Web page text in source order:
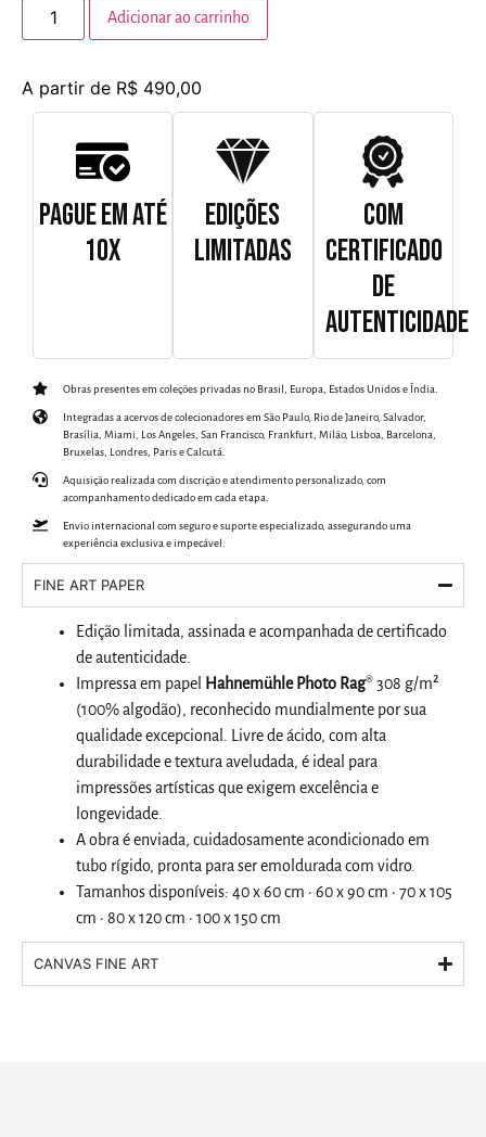
Adicionar ao carrinho
A partir de R$ 490,00
PAGUE EM ATÉ
10X
EDIÇÕES
LIMITADAS
COM
CERTIFICADO
DE
AUTENTICIDADE
Obras presentes em coleções privadas no Brasil, Europa, Estados Unidos e Índia.
Integradas a acervos de colecionadores em São Paulo, Rio de Janeiro, Salvador,
Brasília, Miami, Los Angeles, San Francisco, Frankfurt, Milão, Lisboa, Barcelona,
Bruxelas, Londres, Paris e Calcutá.
Aquisição realizada com discrição e atendimento personalizado, com
acompanhamento dedicado em cada etapa.
Envio internacional com seguro e suporte especializado, assegurando uma
experiência exclusiva e impecável.
FINE ART PAPER
Edição limitada, assinada e acompanhada de certificado
de autenticidade.
Impressa em papel
Hahnemühle Photo Rag® 308 g/m²
(100% algodão), reconhecido mundialmente por sua
qualidade excepcional. Livre de ácido, com alta
durabilidade e textura aveludada, é ideal para
impressões artísticas que exigem excelência e
longevidade.
A obra é enviada, cuidadosamente acondicionado em
tubo rígido, pronta para ser emoldurada com vidro.
Tamanhos disponíveis: 40 x 60 cm · 60 x 90 cm · 70 x 105
cm · 80 x 120 cm · 100 x 150 cm
CANVAS FINE ART